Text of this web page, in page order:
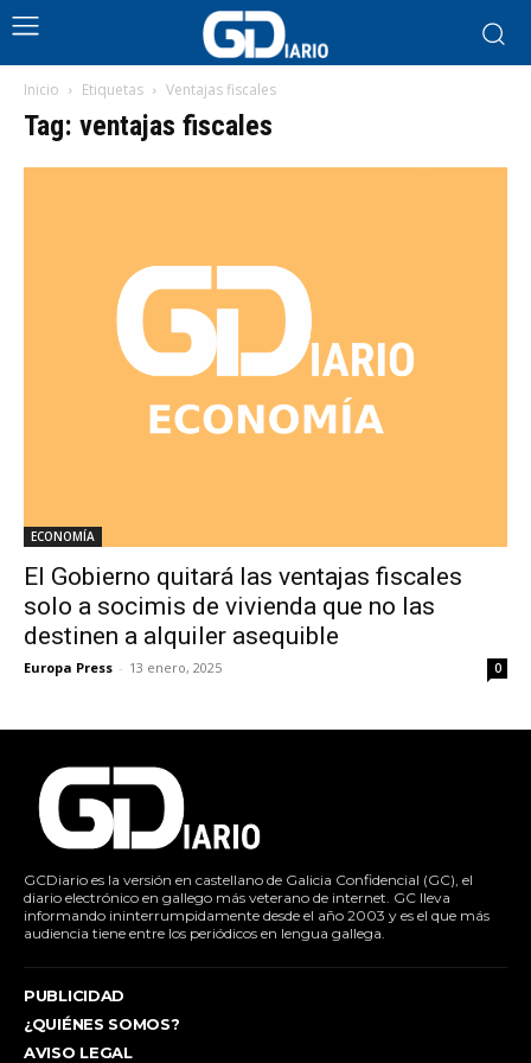
Inicio Etiquetas Ventajas fiscales
Tag: ventajas fiscales
ECONOMÍA
El Gobierno quitará las ventajas fiscales
solo a socimis de vivienda que no las
destinen a alquiler asequible
Europa Press - 13 enero, 2025 0
GCDiario es la versión en castellano de Galicia Confidencial (GC), el
diario electrónico en gallego más veterano de internet. GC lleva
informando ininterrumpidamente desde el año 2003 y es el que más
audiencia tiene entre los periódicos en lengua gallega.
PUBLICIDAD
¿QUIÉNES SOMOS?
AVISO LEGAL